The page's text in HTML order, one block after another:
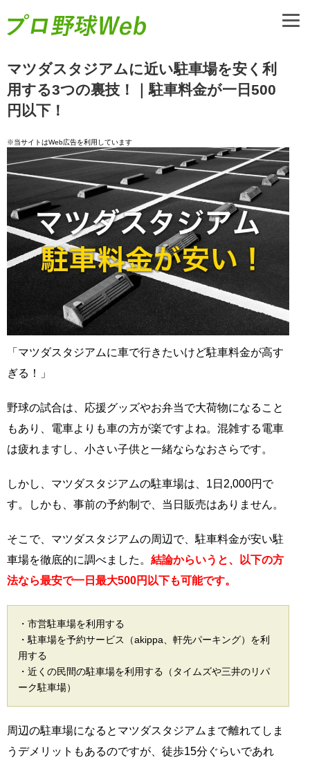
マツダスタジアムに近い駐車場を安く利
用する3つの裏技！｜駐車料金が一日500
円以下！
※当サイトはWeb広告を利用しています
「マツダスタジアムに車で行きたいけど駐車料金が高す
ぎる！」
野球の試合は、応援グッズやお弁当で大荷物になること
もあり、電車よりも車の方が楽ですよね。混雑する電車
は疲れますし、小さい子供と一緒ならなおさらです。
しかし、マツダスタジアムの駐車場は、1日2,000円で
す。しかも、事前の予約制で、当日販売はありません。
そこで、マツダスタジアムの周辺で、駐車料金が安い駐
車場を徹底的に調べました。 結論からいうと、以下の方
法なら最安で一日最大500円以下も可能です。
・市営駐車場を利用する
・駐車場を予約サービス（akippa、軒先パーキング）を利
用する
・近くの民間の駐車場を利用する（タイムズや三井のリパ
ーク駐車場）
周辺の駐車場になるとマツダスタジアムまで離れてしま
うデメリットもあるのですが、徒歩15分ぐらいであれ